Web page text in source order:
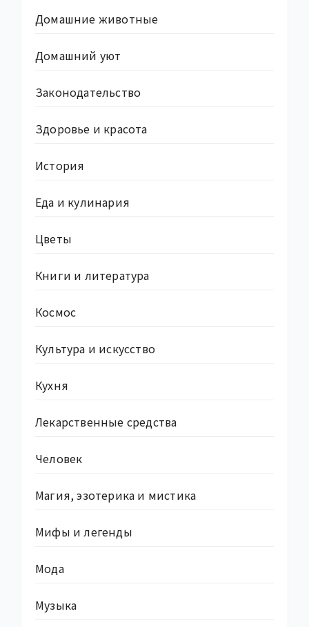
Домашние животные
Домашний уют
Законодательство
Здоровье и красота
История
Еда и кулинария
Цветы
Книги и литература
Космос
Культура и искусство
Кухня
Лекарственные средства
Человек
Магия, эзотерика и мистика
Мифы и легенды
Мода
Музыка